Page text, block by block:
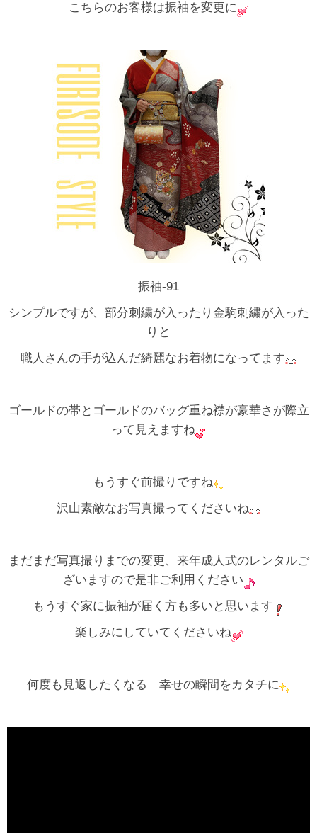
こちらのお客様は振袖を変更に
振袖-91
シンプルですが、部分刺繍が入ったり金駒刺繍が入った
りと
職人さんの手が込んだ綺麗なお着物になってます
ゴールドの帯とゴールドのバッグ重ね襟が豪華さが際立
って見えますね
もうすぐ前撮りですね
沢山素敵なお写真撮ってくださいね
まだまだ写真撮りまでの変更、来年成人式のレンタルご
ざいますので是非ご利用ください
もうすぐ家に振袖が届く方も多いと思います
楽しみにしていてくださいね
何度も見返したくなる 幸せの瞬間をカタチに